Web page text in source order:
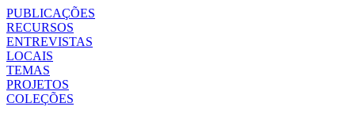
PUBLICAÇÕES
RECURSOS
ENTREVISTAS
LOCAIS
TEMAS
PROJETOS
COLEÇÕES